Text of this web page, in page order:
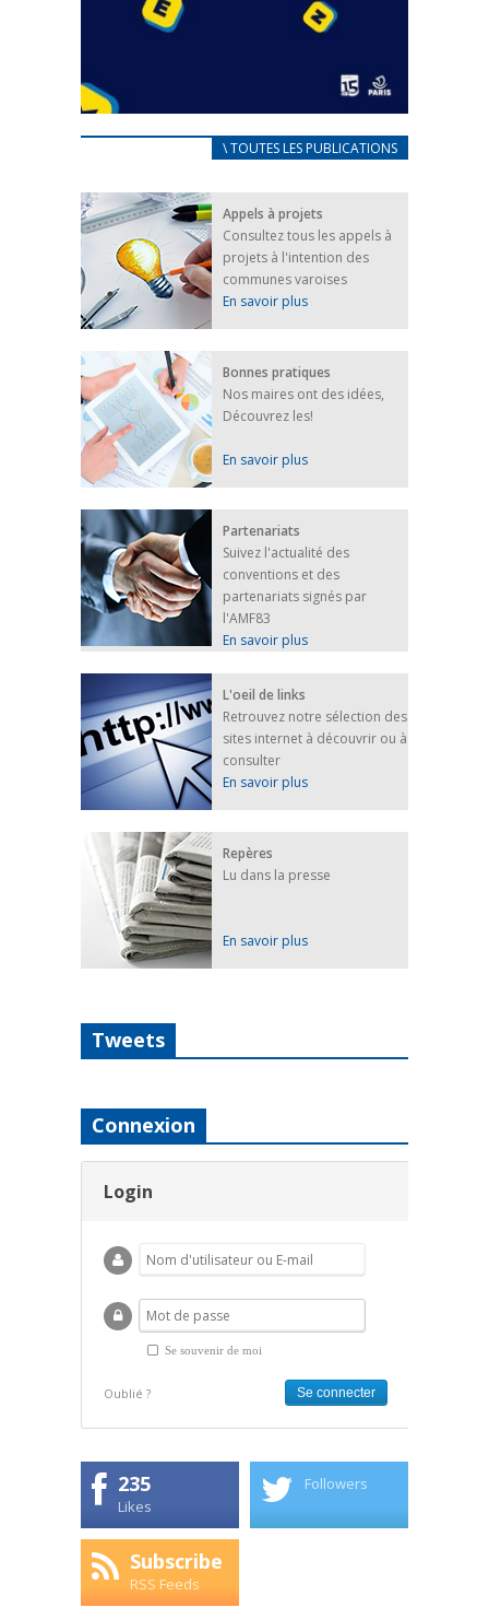
CARNET D’ACCUEIL
25 avril 2022
Afin d’accompagner au mieux les réfugiés
ukrainiens arrivés en France,...
FEUILLETER
\ TOUTES LES PUBLICATIONS
Appels à projets
Consultez tous les appels à
projets à l'intention des
communes varoises
En savoir plus
Bonnes pratiques
Nos maires ont des idées,
Découvrez les!
En savoir plus
Partenariats
Suivez l'actualité des
conventions et des
partenariats signés par
l'AMF83
En savoir plus
L'oeil de links
Retrouvez notre sélection des
sites internet à découvrir ou à
consulter
En savoir plus
Repères
Lu dans la presse
En savoir plus
Tweets
Connexion
Login
Se souvenir de moi
Oublié ?
235
Likes
Followers
Subscribe
RSS Feeds